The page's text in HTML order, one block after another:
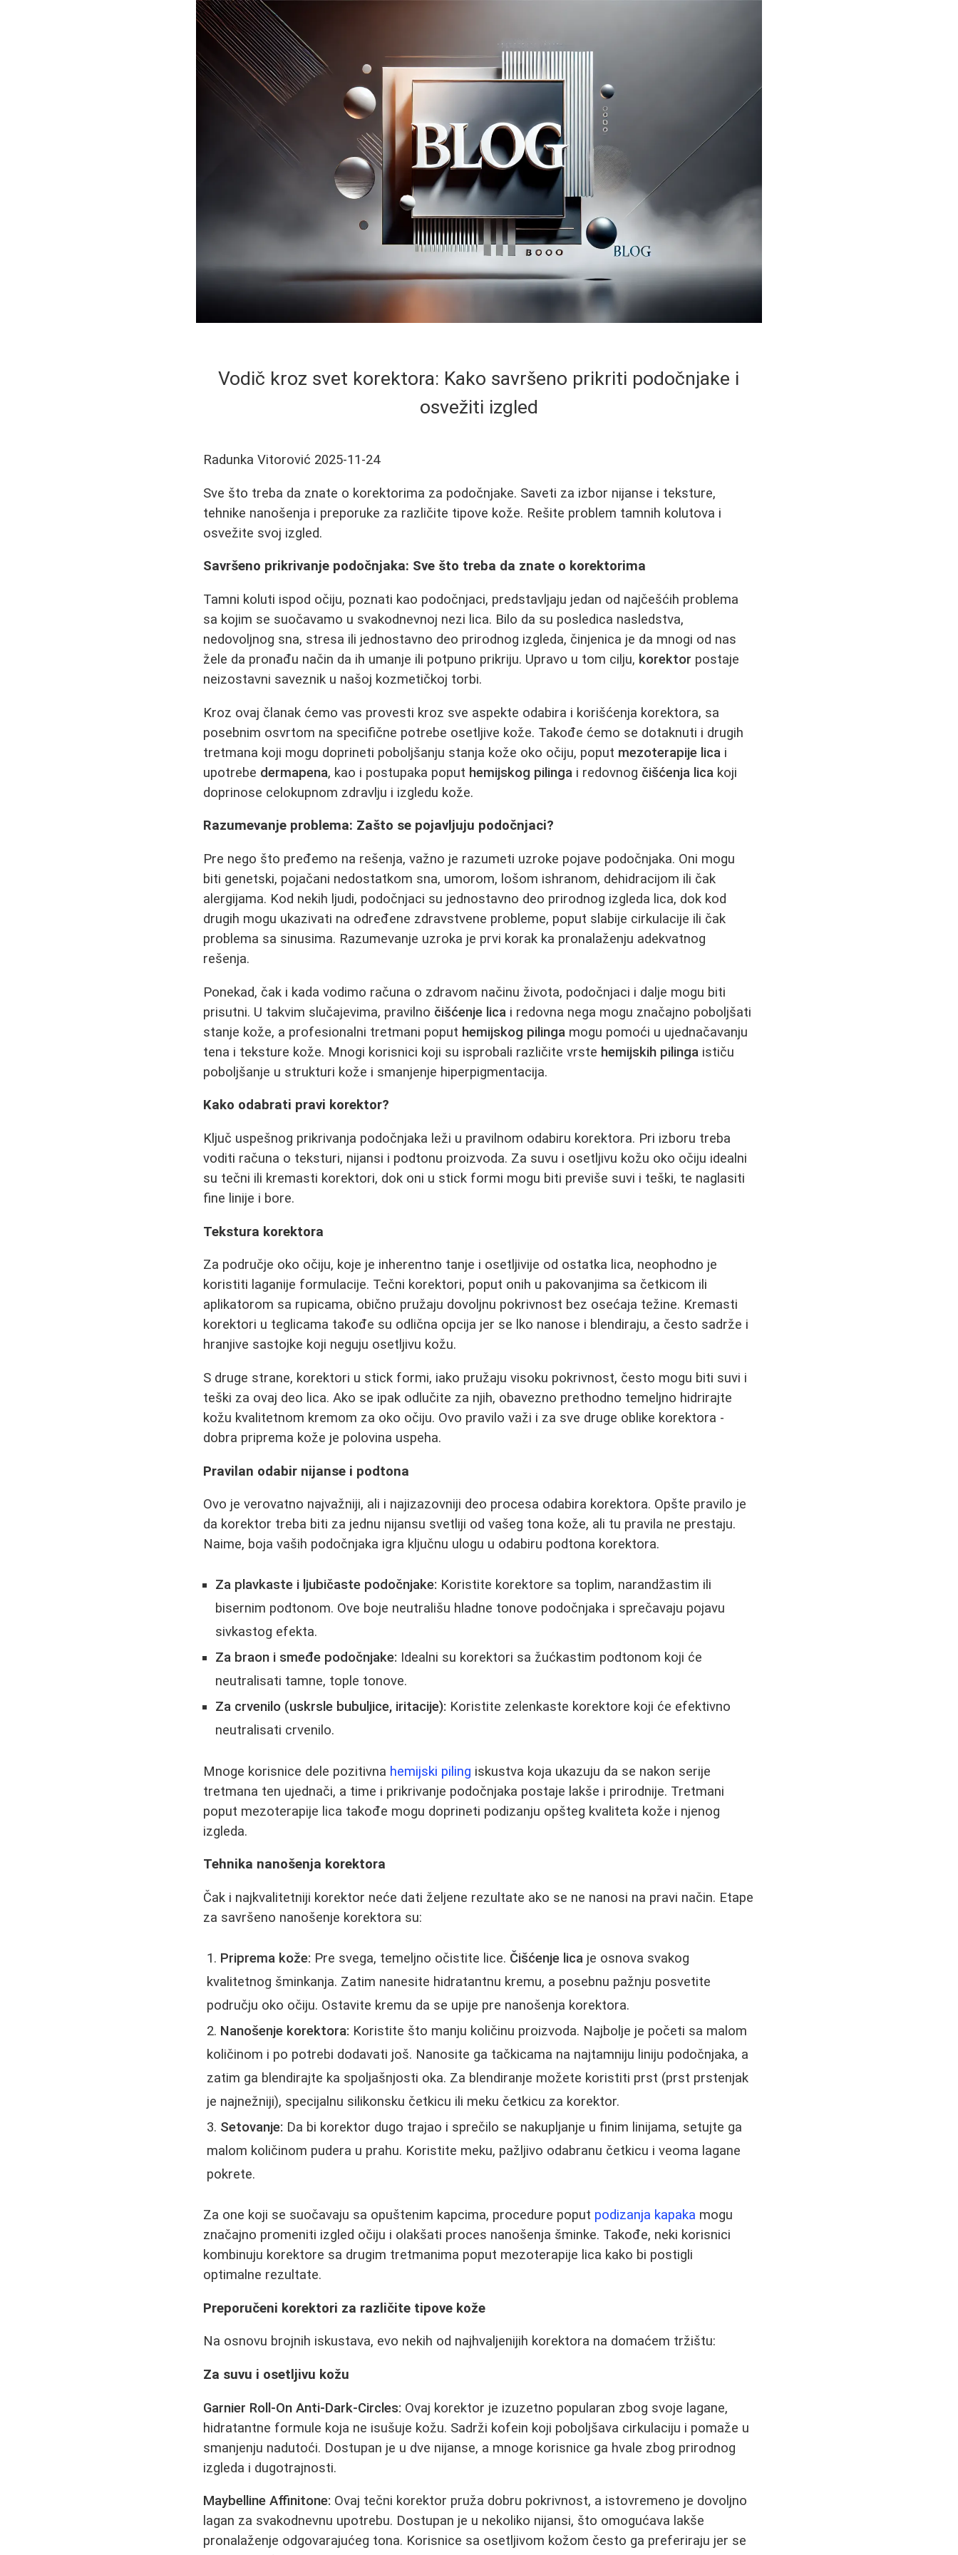
Vodič kroz svet korektora: Kako savršeno prikriti podočnjake i
osvežiti izgled
Radunka Vitorović 2025-11-24
Sve što treba da znate o korektorima za podočnjake. Saveti za izbor nijanse i teksture,
tehnike nanošenja i preporuke za različite tipove kože. Rešite problem tamnih kolutova i
osvežite svoj izgled.
Savršeno prikrivanje podočnjaka: Sve što treba da znate o korektorima
Tamni koluti ispod očiju, poznati kao podočnjaci, predstavljaju jedan od najčešćih problema
sa kojim se suočavamo u svakodnevnoj nezi lica. Bilo da su posledica nasledstva,
nedovoljnog sna, stresa ili jednostavno deo prirodnog izgleda, činjenica je da mnogi od nas
žele da pronađu način da ih umanje ili potpuno prikriju. Upravo u tom cilju, korektor postaje
neizostavni saveznik u našoj kozmetičkoj torbi.
Kroz ovaj članak ćemo vas provesti kroz sve aspekte odabira i korišćenja korektora, sa
posebnim osvrtom na specifične potrebe osetljive kože. Takođe ćemo se dotaknuti i drugih
tretmana koji mogu doprineti poboljšanju stanja kože oko očiju, poput mezoterapije lica i
upotrebe dermapena, kao i postupaka poput hemijskog pilinga i redovnog čišćenja lica koji
doprinose celokupnom zdravlju i izgledu kože.
Razumevanje problema: Zašto se pojavljuju podočnjaci?
Pre nego što pređemo na rešenja, važno je razumeti uzroke pojave podočnjaka. Oni mogu
biti genetski, pojačani nedostatkom sna, umorom, lošom ishranom, dehidracijom ili čak
alergijama. Kod nekih ljudi, podočnjaci su jednostavno deo prirodnog izgleda lica, dok kod
drugih mogu ukazivati na određene zdravstvene probleme, poput slabije cirkulacije ili čak
problema sa sinusima. Razumevanje uzroka je prvi korak ka pronalaženju adekvatnog
rešenja.
Ponekad, čak i kada vodimo računa o zdravom načinu života, podočnjaci i dalje mogu biti
prisutni. U takvim slučajevima, pravilno čišćenje lica i redovna nega mogu značajno poboljšati
stanje kože, a profesionalni tretmani poput hemijskog pilinga mogu pomoći u ujednačavanju
tena i teksture kože. Mnogi korisnici koji su isprobali različite vrste hemijskih pilinga ističu
poboljšanje u strukturi kože i smanjenje hiperpigmentacija.
Kako odabrati pravi korektor?
Ključ uspešnog prikrivanja podočnjaka leži u pravilnom odabiru korektora. Pri izboru treba
voditi računa o teksturi, nijansi i podtonu proizvoda. Za suvu i osetljivu kožu oko očiju idealni
su tečni ili kremasti korektori, dok oni u stick formi mogu biti previše suvi i teški, te naglasiti
fine linije i bore.
Tekstura korektora
Za područje oko očiju, koje je inherentno tanje i osetljivije od ostatka lica, neophodno je
koristiti laganije formulacije. Tečni korektori, poput onih u pakovanjima sa četkicom ili
aplikatorom sa rupicama, obično pružaju dovoljnu pokrivnost bez osećaja težine. Kremasti
korektori u teglicama takođe su odlična opcija jer se lko nanose i blendiraju, a često sadrže i
hranjive sastojke koji neguju osetljivu kožu.
S druge strane, korektori u stick formi, iako pružaju visoku pokrivnost, često mogu biti suvi i
teški za ovaj deo lica. Ako se ipak odlučite za njih, obavezno prethodno temeljno hidrirajte
kožu kvalitetnom kremom za oko očiju. Ovo pravilo važi i za sve druge oblike korektora -
dobra priprema kože je polovina uspeha.
Pravilan odabir nijanse i podtona
Ovo je verovatno najvažniji, ali i najizazovniji deo procesa odabira korektora. Opšte pravilo je
da korektor treba biti za jednu nijansu svetliji od vašeg tona kože, ali tu pravila ne prestaju.
Naime, boja vaših podočnjaka igra ključnu ulogu u odabiru podtona korektora.
Za plavkaste i ljubičaste podočnjake: Koristite korektore sa toplim, narandžastim ili
bisernim podtonom. Ove boje neutrališu hladne tonove podočnjaka i sprečavaju pojavu
sivkastog efekta.
Za braon i smeđe podočnjake: Idealni su korektori sa žućkastim podtonom koji će
neutralisati tamne, tople tonove.
Za crvenilo (uskrsle bubuljice, iritacije): Koristite zelenkaste korektore koji će efektivno
neutralisati crvenilo.
Mnoge korisnice dele pozitivna hemijski piling iskustva koja ukazuju da se nakon serije
tretmana ten ujednači, a time i prikrivanje podočnjaka postaje lakše i prirodnije. Tretmani
poput mezoterapije lica takođe mogu doprineti podizanju opšteg kvaliteta kože i njenog
izgleda.
Tehnika nanošenja korektora
Čak i najkvalitetniji korektor neće dati željene rezultate ako se ne nanosi na pravi način. Etape
za savršeno nanošenje korektora su:
Priprema kože: Pre svega, temeljno očistite lice. Čišćenje lica je osnova svakog
kvalitetnog šminkanja. Zatim nanesite hidratantnu kremu, a posebnu pažnju posvetite
području oko očiju. Ostavite kremu da se upije pre nanošenja korektora.
Nanošenje korektora: Koristite što manju količinu proizvoda. Najbolje je početi sa malom
količinom i po potrebi dodavati još. Nanosite ga tačkicama na najtamniju liniju podočnjaka, a
zatim ga blendirajte ka spoljašnjosti oka. Za blendiranje možete koristiti prst (prst prstenjak
je najnežniji), specijalnu silikonsku četkicu ili meku četkicu za korektor.
Setovanje: Da bi korektor dugo trajao i sprečilo se nakupljanje u finim linijama, setujte ga
malom količinom pudera u prahu. Koristite meku, pažljivo odabranu četkicu i veoma lagane
pokrete.
Za one koji se suočavaju sa opuštenim kapcima, procedure poput podizanja kapaka mogu
značajno promeniti izgled očiju i olakšati proces nanošenja šminke. Takođe, neki korisnici
kombinuju korektore sa drugim tretmanima poput mezoterapije lica kako bi postigli
optimalne rezultate.
Preporučeni korektori za različite tipove kože
Na osnovu brojnih iskustava, evo nekih od najhvaljenijih korektora na domaćem tržištu:
Za suvu i osetljivu kožu
Garnier Roll-On Anti-Dark-Circles: Ovaj korektor je izuzetno popularan zbog svoje lagane,
hidratantne formule koja ne isušuje kožu. Sadrži kofein koji poboljšava cirkulaciju i pomaže u
smanjenju nadutoći. Dostupan je u dve nijanse, a mnoge korisnice ga hvale zbog prirodnog
izgleda i dugotrajnosti.
Maybelline Affinitone: Ovaj tečni korektor pruža dobru pokrivnost, a istovremeno je dovoljno
lagan za svakodnevnu upotrebu. Dostupan je u nekoliko nijansi, što omogućava lakše
pronalaženje odgovarajućeg tona. Korisnice sa osetljivom kožom često ga preferiraju jer se